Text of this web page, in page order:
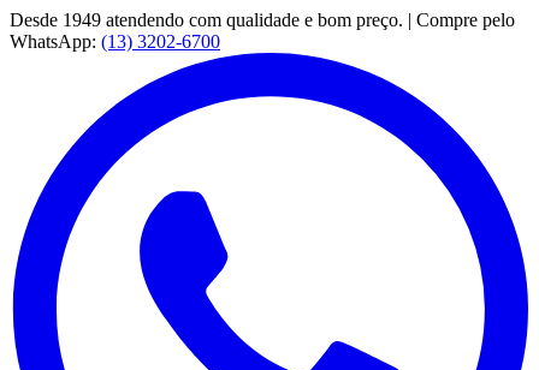
Desde 1949 atendendo com qualidade e bom preço. | Compre pelo
WhatsApp: (13) 3202-6700